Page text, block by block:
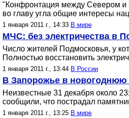
"Конфронтация между Севером и
во главу угла общие интересы
1 января 2011 г., 14:33 В мире
МЧС: без электричества в
Число жителей Подмосковья, у
Полностью восстановить
1 января 2011 г., 13:44 В России
В Запорожье в новогоднюю
Неизвестные 31 декабря около
сообщили, что пострадал
1 января 2011 г., 13:25 В мире